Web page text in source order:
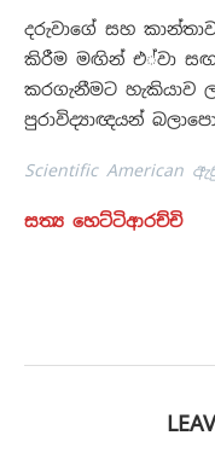
දරුවාගේ සහ
කිරීම මඟින් එ්වා
කරගැනීමට හැකියාව
පුරාවිද්‍යාඥයන්
Scientific American
සත්‍ය හෙට්ටිආරච්චි